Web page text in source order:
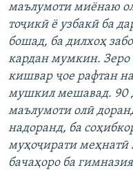
маълумоти миёнаю
тоҷикӣ ё узбакӣ ба
бошад, ба дилхоҳ
кардан мумкин. Зеро
кишвар ҷое рафтан
мушкил мешавад. 90
маълумоти олӣ
надоранд, ба
муҳоҷирати меҳнатӣ
бачаҳоро ба